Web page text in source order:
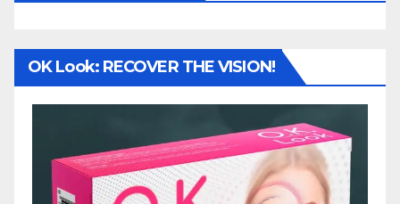
OK Look: RECOVER THE VISION!